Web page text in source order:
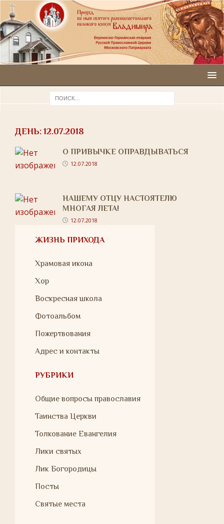
ДЕНЬ: 12.07.2018
О ПРИВЫЧКЕ ОПРАВДЫВАТЬСЯ
12.07.2018
НАШЕМУ ОТЦУ НАСТОЯТЕЛЮ
МНОГАЯ ЛЕТА!
12.07.2018
ЖИЗНЬ ПРИХОДА
Храмовая икона
Хор
Воскресная школа
Фотоальбом
Пожертвования
Адрес и контакты
РУБРИКИ
Общие вопросы православия
Таинства Церкви
Толкование Евангелия
Лики святых
Лик Богородицы
Посты
Святые места